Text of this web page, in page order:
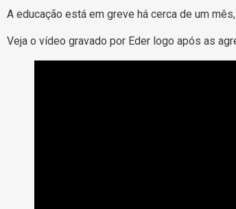
A educação está em greve há cerca de um
Veja o vídeo gravado por Eder logo após as